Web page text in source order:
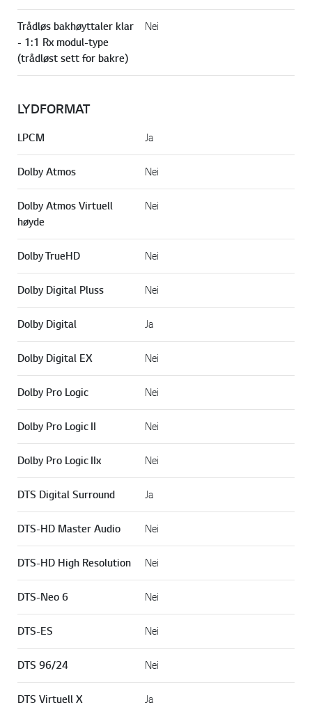
Trådløs bakhøyttaler klar
- 1:1 Rx modul-type
(trådløst sett for bakre)
Nei
LYDFORMAT
LPCM Ja
Dolby Atmos Nei
Dolby Atmos Virtuell
høyde
Nei
Dolby TrueHD Nei
Dolby Digital Pluss Nei
Dolby Digital Ja
Dolby Digital EX Nei
Dolby Pro Logic Nei
Dolby Pro Logic II Nei
Dolby Pro Logic IIx Nei
DTS Digital Surround Ja
DTS-HD Master Audio Nei
DTS-HD High Resolution Nei
DTS-Neo 6 Nei
DTS-ES Nei
DTS 96/24 Nei
DTS Virtuell X Ja